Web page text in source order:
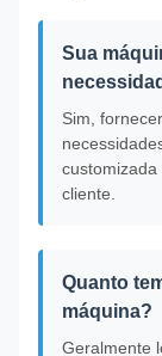
Sua
Sim,
cliente.
Quanto
máquina?
Geralmente